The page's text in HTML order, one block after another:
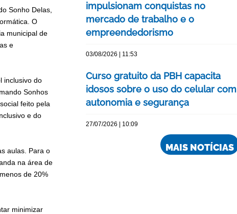
Sonho Delas,
O
municipal de
e
inclusivo do
Sonhos
feito pela
e do
aulas. Para o
na área de
de 20%
minimizar
impulsionam conquistas no
mercado de trabalho e o
empreendedorismo
03/08/2026 | 11:53
Curso gratuito da PBH capacita
idosos sobre o uso do celular com
autonomia e segurança
27/07/2026 | 10:09
MAIS NOTÍCIAS